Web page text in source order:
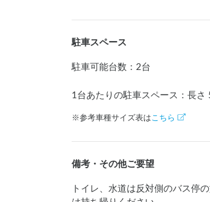
駐車スペース
駐車可能台数 ： 2台
1台あたりの駐車スペース：長さ
※参考車種サイズ表はこちら
備考・その他ご要望
トイレ、水道は反対側のバス停